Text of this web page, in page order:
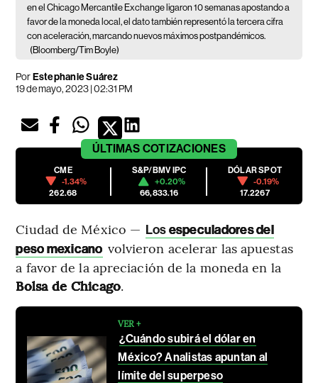
en el Chicago Mercantile Exchange ligaron 10 semanas apostando a
favor de la moneda local, el dato también representó la tercera cifra
con aceleración, marcando nuevos máximos postpandémicos.
(Bloomberg/Tim Boyle)
PorEstephanie Suárez
19 de mayo, 2023 | 02:31 PM
ÚLTIMAS COTIZACIONES
CME
-1.34%
262.68
S&P/BMV IPC
+0.20%
66,833.16
DÓLAR SPOT
-0.19%
17.2267
Ciudad de México — Losespeculadores del
peso mexicano volvieron acelerar las apuestas
a favor de la apreciación de la moneda en la
Bolsa de Chicago.
VER +
¿Cuándo subirá el dólar en
México? Analistas apuntan al
límite del superpeso